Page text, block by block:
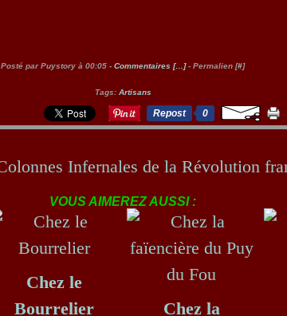
Posté par Puystory à 00:05 - Commentaires [… ]- Permalien [#]
Tags: Artisans
Repost 0
VOUS AIMEREZ AUSSI :
Chez le
Bourrelier
Chez la